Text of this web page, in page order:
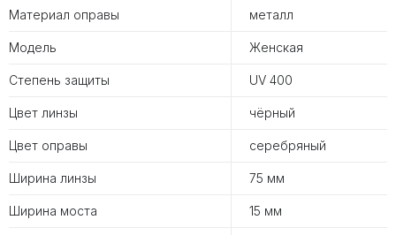
Материал оправы металл
Модель Женская
Степень защиты UV 400
Цвет линзы чёрный
Цвет оправы серебряный
Ширина линзы 75 мм
Ширина моста 15 мм